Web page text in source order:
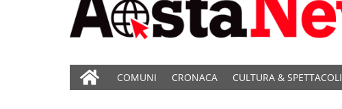
COMUNI CRONACA CULTURA & SPETTACOLI